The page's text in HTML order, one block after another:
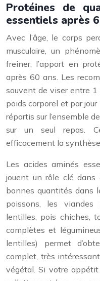
Protéines de
essentiels après
Avec l’âge, le corps
musculaire, un
freiner, l’apport en
après 60 ans. Les
souvent de viser entre
poids corporel et par
répartis sur l’ensemble
sur un seul repas.
efficacement la
Les acides aminés
jouent un rôle clé dans
bonnes quantités dans
poissons, les viandes
lentilles, pois chiches,
complètes et
lentilles) permet
complet, très
végétal. Si votre appétit